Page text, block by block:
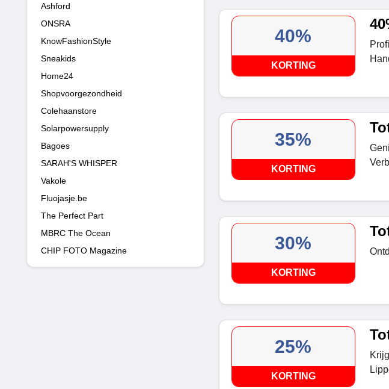
Ashford
ONSRA
KnowFashionStyle
Sneakids
Home24
Shopvoorgezondheid
Colehaanstore
Solarpowersupply
Bagoes
SARAH'S WHISPER
Vakole
Fluojasje.be
The Perfect Part
MBRC The Ocean
CHIP FOTO Magazine
40%
KORTING
35%
KORTING
30%
KORTING
25%
KORTING
Krijg